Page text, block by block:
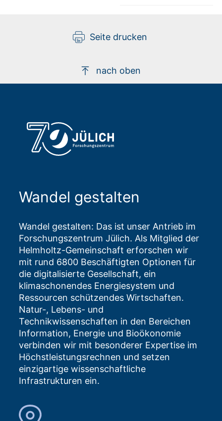
Seite drucken
nach oben
Wandel gestalten
Wandel gestalten: Das ist unser Antrieb im
Forschungszentrum Jülich. Als Mitglied der
Helmholtz-Gemeinschaft erforschen wir
mit rund 6800 Beschäftigten Optionen für
die digitalisierte Gesellschaft, ein
klimaschonendes Energiesystem und
Ressourcen schützendes Wirtschaften.
Natur-, Lebens- und
Technikwissenschaften in den Bereichen
Information, Energie und Bioökonomie
verbinden wir mit besonderer Expertise im
Höchstleistungsrechnen und setzen
einzigartige wissenschaftliche
Infrastrukturen ein.